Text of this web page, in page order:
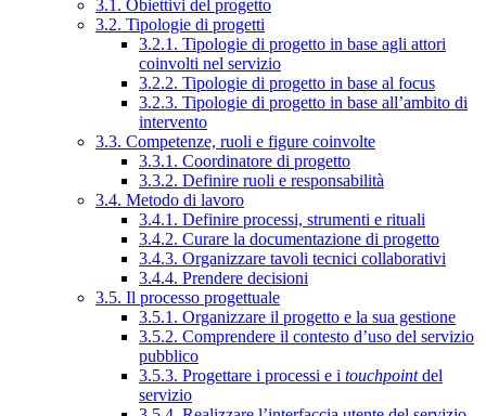
3.1. Obiettivi del progetto
3.2. Tipologie di progetti
3.2.1. Tipologie di progetto in base agli attori
coinvolti nel servizio
3.2.2. Tipologie di progetto in base al focus
3.2.3. Tipologie di progetto in base all’ambito di
intervento
3.3. Competenze, ruoli e figure coinvolte
3.3.1. Coordinatore di progetto
3.3.2. Definire ruoli e responsabilità
3.4. Metodo di lavoro
3.4.1. Definire processi, strumenti e rituali
3.4.2. Curare la documentazione di progetto
3.4.3. Organizzare tavoli tecnici collaborativi
3.4.4. Prendere decisioni
3.5. Il processo progettuale
3.5.1. Organizzare il progetto e la sua gestione
3.5.2. Comprendere il contesto d’uso del servizio
pubblico
3.5.3. Progettare i processi e i touchpointdel
servizio